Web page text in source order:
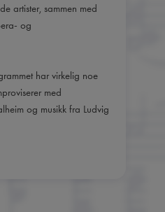
artister, sammen med
og
har virkelig noe
med
og musikk fra Ludvig